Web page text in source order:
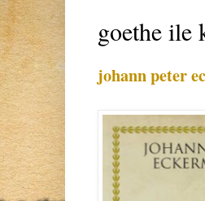
goethe ile
johann peter